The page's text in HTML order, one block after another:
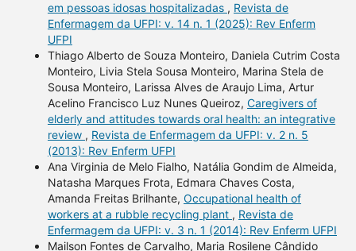
em pessoas idosas hospitalizadas , Revista de
Enfermagem da UFPI: v. 14 n. 1 (2025): Rev Enferm
UFPI
Thiago Alberto de Souza Monteiro, Daniela Cutrim Costa
Monteiro, Livia Stela Sousa Monteiro, Marina Stela de
Sousa Monteiro, Larissa Alves de Araujo Lima, Artur
Acelino Francisco Luz Nunes Queiroz, Caregivers of
elderly and attitudes towards oral health: an integrative
review , Revista de Enfermagem da UFPI: v. 2 n. 5
(2013): Rev Enferm UFPI
Ana Virginia de Melo Fialho, Natália Gondim de Almeida,
Natasha Marques Frota, Edmara Chaves Costa,
Amanda Freitas Brilhante, Occupational health of
workers at a rubble recycling plant , Revista de
Enfermagem da UFPI: v. 3 n. 1 (2014): Rev Enferm UFPI
Mailson Fontes de Carvalho, Maria Rosilene Cândido